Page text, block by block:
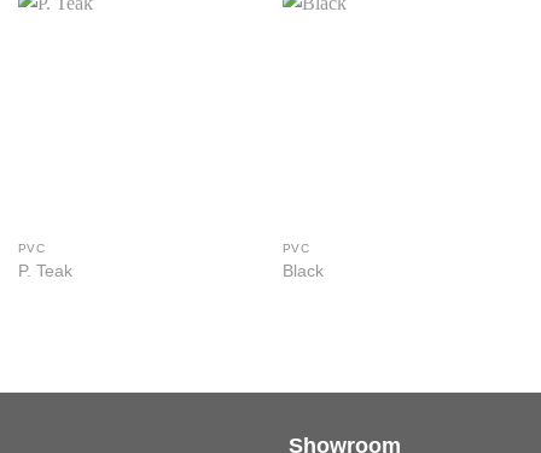
PVC
P. Teak
PVC
Black
Showroom